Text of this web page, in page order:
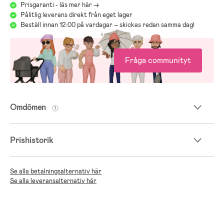
Prisgaranti - läs mer här ->
Pålitlig leverans direkt från eget lager
Beställ innan 12:00 på vardagar – skickas redan samma dag!
Fråga communityt
Omdömen
Prishistorik
Se alla betalningsalternativ här
Se alla leveransalternativ här